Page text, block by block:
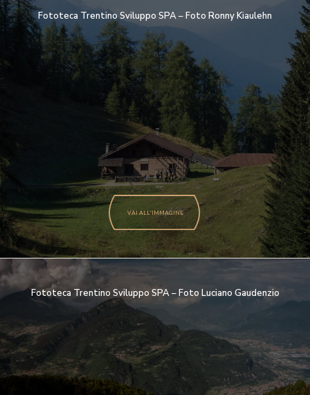
Fototeca Trentino Sviluppo SPA – Foto Ronny Kiaulehn
VAI ALL'IMMAGINE
Fototeca Trentino Sviluppo SPA – Foto Luciano Gaudenzio